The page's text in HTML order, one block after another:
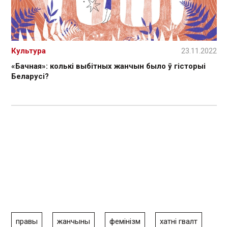
«Бачная»: колькі выбітных жанчын было ў гісторыі
Беларусі?
Культура 23.11.2022
правы жанчыны фемінізм хатні гвалт